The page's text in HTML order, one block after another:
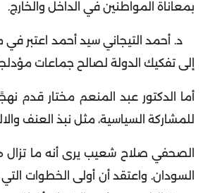
بمعاناة المواطنين في الداخل والخارج.
د. أحمد التيجاني سيد أحمد اعتبر
إلى تفكيك الدولة لصالح جماعات
أما الدكتور عبد المنعم مختار قدم
للمشاركة السياسية، مثل نبذ العنف
الصحفي صلاح شعيب يرى أنه ما تزال
السودان. واعتقد أن أولى الخطوات